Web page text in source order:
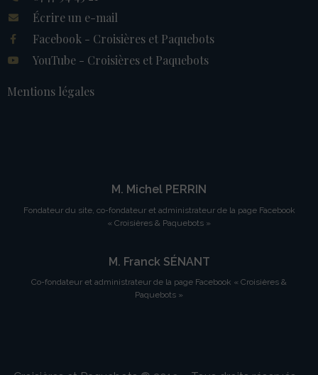
Écrire un e-mail
Facebook - Croisières et Paquebots
YouTube - Croisières et Paquebots
Mentions légales
M. Michel PERRIN
Fondateur du site, co-fondateur et administrateur de la page Facebook
« Croisières & Paquebots »
M. Franck SÉNANT
Co-fondateur et administrateur de la page Facebook « Croisières &
Paquebots »